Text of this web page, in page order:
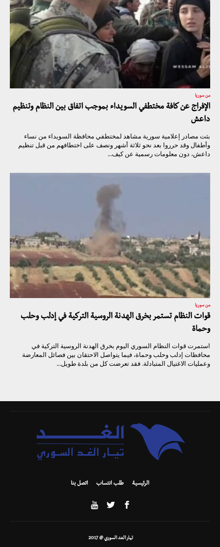
من سوريا
الإفراج عن كافة مختطفي السويداء بموجب اتفاق بين النظام وتنظيم
داعش
بثت مصادر إعلامية سورية مشاهد لمختطفي محافظة السويداء من نساء
وأطفال وقد حرروا بعد نحو ثلاثة أشهر ونصف على اختطافهم من قبل تنظيم
داعش، دون معلومات رسمية عن كيف...
من سوريا
قوات النظام تستمر بخرق الهدنة الروسية التركية في إدلب وحلب
وحماة
استمرت قوات النظام السوري اليوم بخرق الهدنة الروسية التركية في
محافظات إدلب وحلب وحماة، فيما يتواصل الاحتقان بين فصائل المعارضة
وعمليات الاغتيال المتبادلة. فقد تعرضت كل من بلدة طويل...
الرئيسية طلب انتساب اتصل بنا
تيار الغد السوري @ 2017